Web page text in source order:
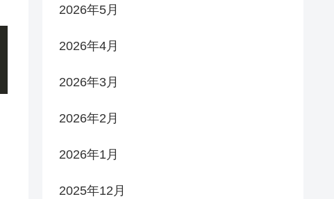
2026年5月
2026年4月
2026年3月
2026年2月
2026年1月
2025年12月